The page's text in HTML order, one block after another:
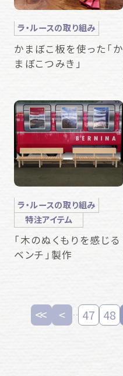
ラ・ルースの取り組み
かまぼこ板を使った「か
まぼこつみき」
ラ・ルースの取り組み
特注アイテム
「木のぬくもりを感じる
ベンチ」製作
47 48